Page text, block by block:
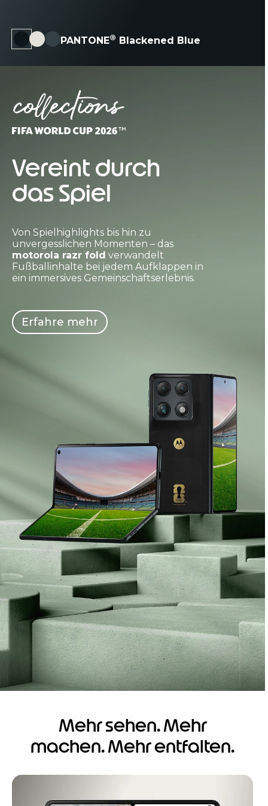
PANTONE® Blackened Blue
Vereint durch
das Spiel
Von Spielhighlights bis hin zu
unvergesslichen Momenten – das
motorola razr fold verwandelt
Fußballinhalte bei jedem Aufklappen in
ein immersives Gemeinschaftserlebnis.
Erfahre mehr
Mehr sehen. Mehr
machen. Mehr entfalten.